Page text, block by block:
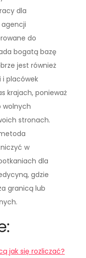
dla
do
bogatą bazę
jest również
i placówek
krajach, ponieważ
wolnych
stronach.
w
dla
gdzie
granicą lub
jak się rozliczać?